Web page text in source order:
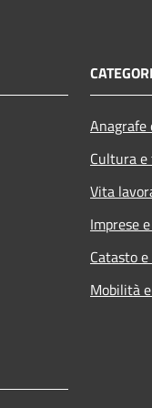
Cultura
Vita
Imprese
Catasto
Mobilità